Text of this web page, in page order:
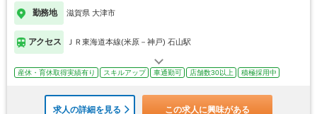
勤務地 滋賀県 大津市
アクセス ＪＲ東海道本線(米原－神戸) 石山駅
産休・育休取得実績有り スキルアップ 車通勤可 店舗数30以上 積極採用中
求人の詳細を見る この求人に興味がある